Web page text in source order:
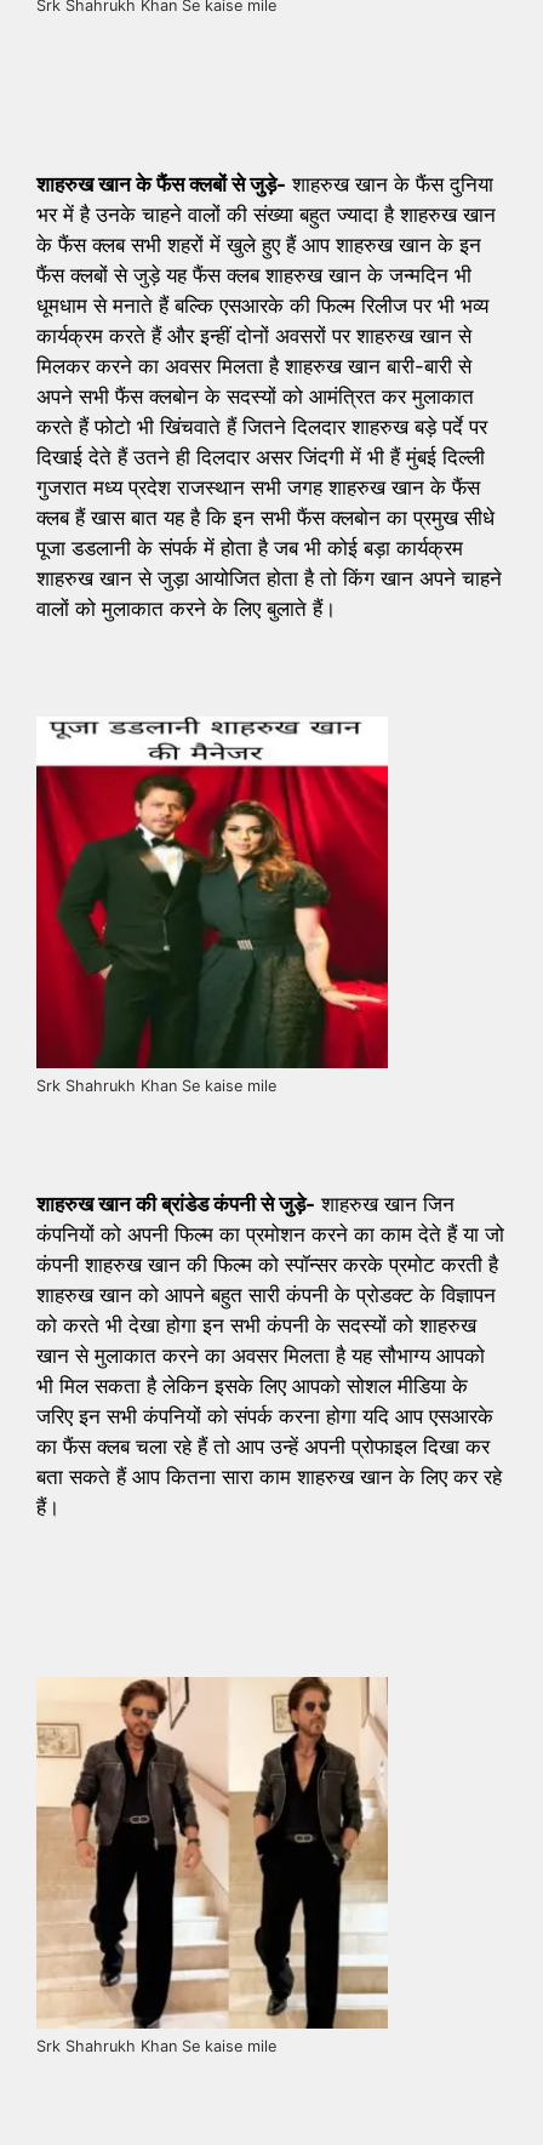
Srk Shahrukh Khan Se kaise mile
शाहरुख खान के फैंस क्लबों से जुड़े- शाहरुख खान के फैंस दुनिया
भर में है उनके चाहने वालों की संख्या बहुत ज्यादा है शाहरुख खान
के फैंस क्लब सभी शहरों में खुले हुए हैं आप शाहरुख खान के इन
फैंस क्लबों से जुड़े यह फैंस क्लब शाहरुख खान के जन्मदिन भी
धूमधाम से मनाते हैं बल्कि एसआरके की फिल्म रिलीज पर भी भव्य
कार्यक्रम करते हैं और इन्हीं दोनों अवसरों पर शाहरुख खान से
मिलकर करने का अवसर मिलता है शाहरुख खान बारी-बारी से
अपने सभी फैंस क्लबोन के सदस्यों को आमंत्रित कर मुलाकात
करते हैं फोटो भी खिंचवाते हैं जितने दिलदार शाहरुख बड़े पर्दे पर
दिखाई देते हैं उतने ही दिलदार असर जिंदगी में भी हैं मुंबई दिल्ली
गुजरात मध्य प्रदेश राजस्थान सभी जगह शाहरुख खान के फैंस
क्लब हैं खास बात यह है कि इन सभी फैंस क्लबोन का प्रमुख सीधे
पूजा डडलानी के संपर्क में होता है जब भी कोई बड़ा कार्यक्रम
शाहरुख खान से जुड़ा आयोजित होता है तो किंग खान अपने चाहने
वालों को मुलाकात करने के लिए बुलाते हैं।
Srk Shahrukh Khan Se kaise mile
शाहरुख खान की ब्रांडेड कंपनी से जुड़े- शाहरुख खान जिन
कंपनियों को अपनी फिल्म का प्रमोशन करने का काम देते हैं या जो
कंपनी शाहरुख खान की फिल्म को स्पॉन्सर करके प्रमोट करती है
शाहरुख खान को आपने बहुत सारी कंपनी के प्रोडक्ट के विज्ञापन
को करते भी देखा होगा इन सभी कंपनी के सदस्यों को शाहरुख
खान से मुलाकात करने का अवसर मिलता है यह सौभाग्य आपको
भी मिल सकता है लेकिन इसके लिए आपको सोशल मीडिया के
जरिए इन सभी कंपनियों को संपर्क करना होगा यदि आप एसआरके
का फैंस क्लब चला रहे हैं तो आप उन्हें अपनी प्रोफाइल दिखा कर
बता सकते हैं आप कितना सारा काम शाहरुख खान के लिए कर रहे
हैं।
Srk Shahrukh Khan Se kaise mile